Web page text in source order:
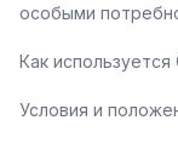
особыми
Как используется
Условия и